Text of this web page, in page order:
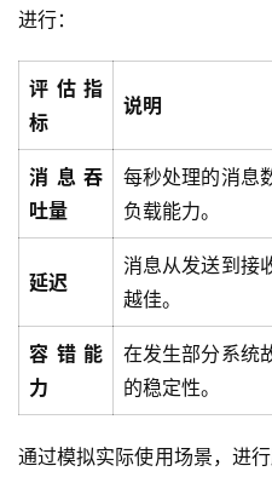
进行：
评估指
标
说明
消息吞
吐量
每秒处理的消息
负载能力。
延迟
消息从发送到接
越佳。
容错能
力
在发生部分系统
的稳定性。
通过模拟实际使用场景，进